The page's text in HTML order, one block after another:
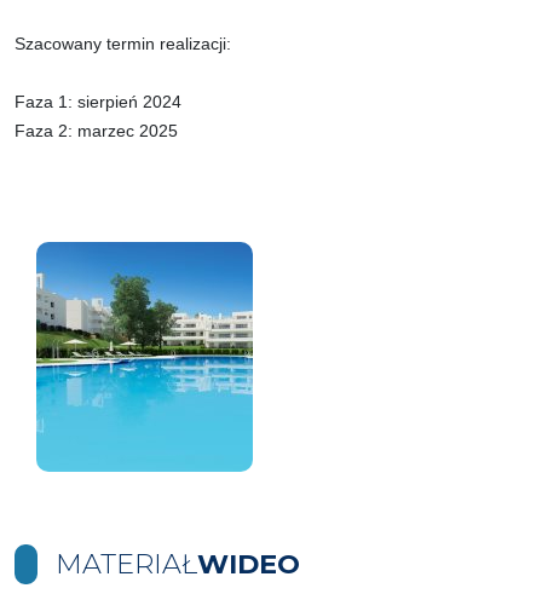
Szacowany termin realizacji:
Faza 1: sierpień 2024
Faza 2: marzec 2025
MATERIAŁWIDEO